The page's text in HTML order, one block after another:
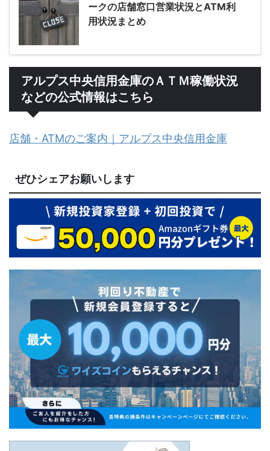
ークの店舗窓口営業状況とATM利
用状況まとめ
アルプス中央信用金庫のＡＴＭ稼働状況
などの公式情報はこちら
店舗・ATMのご案内｜アルプス中央信用金庫
ぜひシェアお願いします